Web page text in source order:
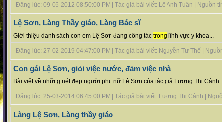
Đăng lúc: 09-06-2012 08:50:00 PM | Tác giả bài viết: Lê Anh Tuân | Nguồn
Lệ Sơn, Làng Thầy giáo, Làng Bác sĩ
Giới thiệu danh sách con em Lệ Sơn đang công tác trong lĩnh vực y khoa...
Đăng lúc: 27-02-2019 04:47:00 PM | Tác giả bài viết: Nguyễn Tư Thế |
Con gái Lệ Sơn, giỏi việc nước, đảm việc nhà
Bài viết về những nét đẹp người phụ nữ Lệ Sơn của tác giả Lương Thị
Đăng lúc: 25-03-2014 06:45:00 PM | Tác giả bài viết: Lương Thị Cảnh |
Làng Lệ Sơn, Làng thầy giáo